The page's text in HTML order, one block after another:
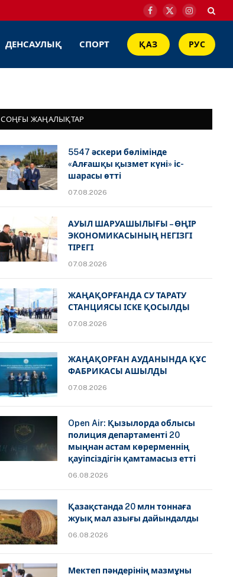
Facebook
X
Instagram
ДЕНСАУЛЫҚ СПОРТ ҚАЗ РУС
СОҢҒЫ ЖАҢАЛЫҚТАР
5547 әскери бөлімінде
«Алғашқы қызмет күні» іс-
шарасы өтті
07.08.2026
АУЫЛ ШАРУАШЫЛЫҒЫ – ӨҢІР
ЭКОНОМИКАСЫНЫҢ НЕГІЗГІ
ТІРЕГІ
07.08.2026
ЖАҢАҚОРҒАНДА СУ ТАРАТУ
СТАНЦИЯСЫ ІСКЕ ҚОСЫЛДЫ
07.08.2026
ЖАҢАҚОРҒАН АУДАНЫНДА ҚҰС
ФАБРИКАСЫ АШЫЛДЫ
07.08.2026
Open Air: Қызылорда облысы
полиция департаменті 20
мыңнан астам көрерменнің
қауіпсіздігін қамтамасыз етті
06.08.2026
Қазақстанда 20 млн тоннаға
жуық мал азығы дайындалды
06.08.2026
Мектеп пәндерінің мазмұны